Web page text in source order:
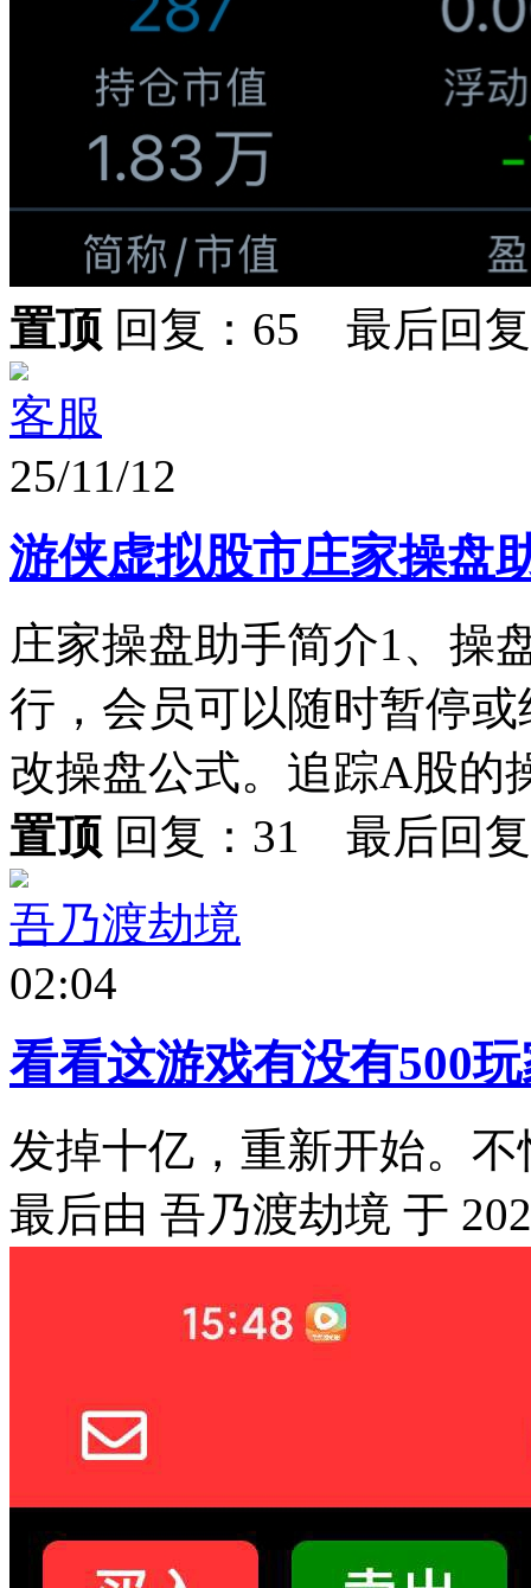
置顶 回复：65 最后回
客服
25/11/12
游侠虚拟股市庄家操盘
庄家操盘助手简介1、操
行，会员可以随时暂停
改操盘公式。追踪A股的
置顶 回复：31 最后回
吾乃渡劫境
02:04
看看这游戏有没有500
发掉十亿，重新开始。
最后由 吾乃渡劫境 于